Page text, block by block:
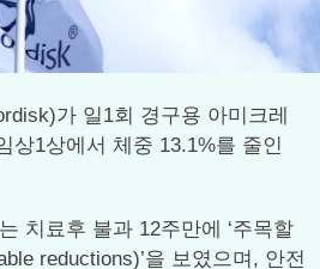
가 일1회 경구용 아미크레
상1상에서 체중 13.1%를 줄인
치료후 불과 12주만에 ‘주목할
reductions)’을 보였으며, 안전